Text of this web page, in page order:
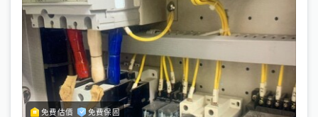
免費估價 免費保固